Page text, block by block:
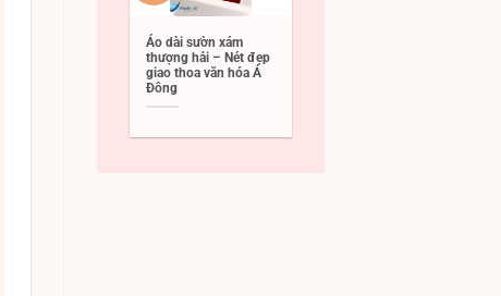
Áo dài sườn xám
thượng hải – Nét đẹp
giao thoa văn hóa Á
Đông